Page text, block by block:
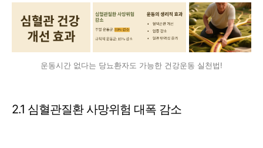
운동시간 없다는 당뇨환자도 가능한 건강운동 실천법!
2.1 심혈관질환 사망위험 대폭 감소